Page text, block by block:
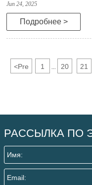
Jun 24, 2025
Подробнее >
<Pre 1 20 21
РАССЫЛКА ПО